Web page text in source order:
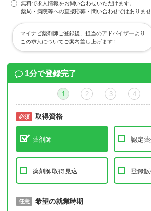
無料で求人情報をお問い合わせいただけます。
薬局・病院等への直接応募・問い合わせではありませ
マイナビ薬剤師ご登録後、担当のアドバイザーより
この求人についてご案内差し上げます！
1分で登録完了
1 2 3 4
必須 取得資格
薬剤師 認定
薬剤師取得見込 登録
必須 取得予定年
任意 希望の就業時期